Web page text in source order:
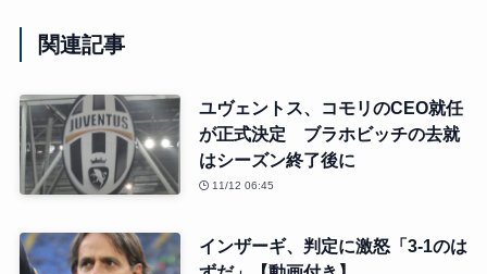
関連記事
ユヴェントス、コモリのCEO就任
が正式決定 ブラホビッチの去就
はシーズン終了後に
11/12 06:45
インザーギ、判定に激怒「3-1のは